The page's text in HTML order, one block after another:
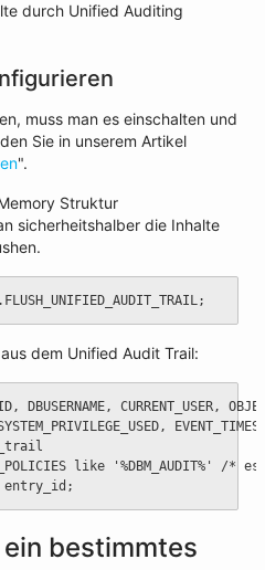
durch Unified Auditing
muss man es einschalten und
Sie in unserem Artikel
".
Struktur
sicherheitshalber die Inhalte
dem Unified Audit Trail:
CURRENT_USER,
like '%DBM_AUDIT%' /*
entry_id;
bestimmtes